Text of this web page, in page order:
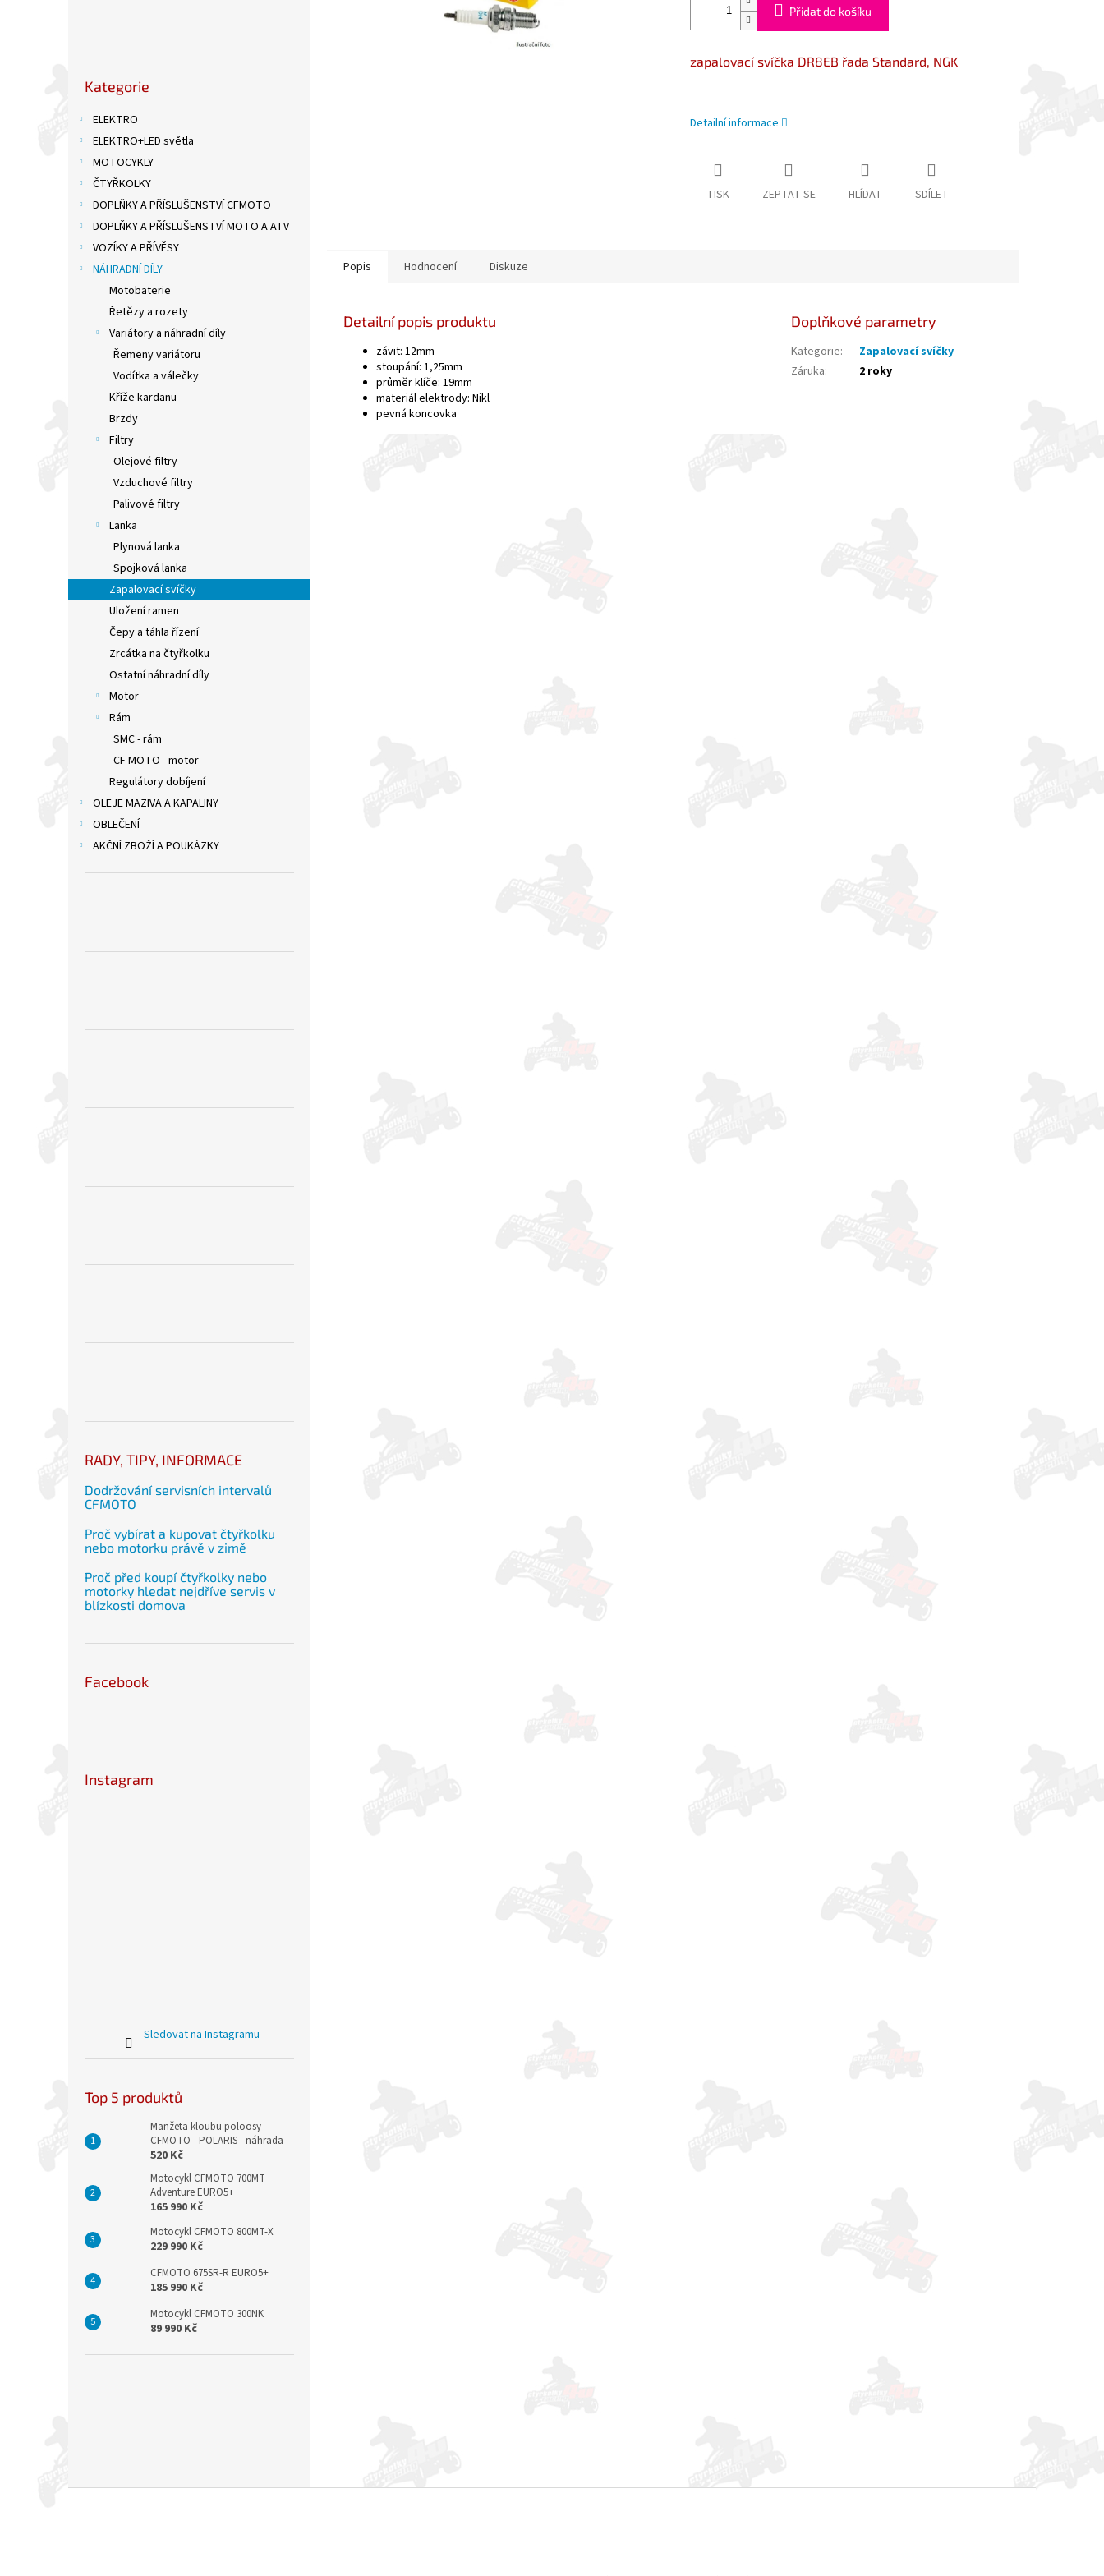
kategorie
Kategorie
ELEKTRO
ELEKTRO+LED světla
MOTOCYKLY
ČTYŘKOLKY
DOPLŇKY A PŘÍSLUŠENSTVÍ CFMOTO
DOPLŇKY A PŘÍSLUŠENSTVÍ MOTO A ATV
VOZÍKY A PŘÍVĚSY
NÁHRADNÍ DÍLY
Motobaterie
Řetězy a rozety
Variátory a náhradní díly
Řemeny variátoru
Vodítka a válečky
Kříže kardanu
Brzdy
Filtry
Olejové filtry
Vzduchové filtry
Palivové filtry
Lanka
Plynová lanka
Spojková lanka
Zapalovací svíčky
Uložení ramen
Čepy a táhla řízení
Zrcátka na čtyřkolku
Ostatní náhradní díly
Motor
Rám
SMC - rám
CF MOTO - motor
Regulátory dobíjení
OLEJE MAZIVA A KAPALINY
OBLEČENÍ
AKČNÍ ZBOŽÍ A POUKÁZKY
RADY, TIPY, INFORMACE
Dodržování servisních intervalů
CFMOTO
Proč vybírat a kupovat čtyřkolku
nebo motorku právě v zimě
Proč před koupí čtyřkolky nebo
motorky hledat nejdříve servis v
blízkosti domova
Facebook
Instagram
Sledovat na Instagramu
Top 5 produktů
Manžeta kloubu poloosy
CFMOTO - POLARIS - náhrada
520 Kč
Motocykl CFMOTO 700MT
Adventure EURO5+
165 990 Kč
Motocykl CFMOTO 800MT-X
229 990 Kč
CFMOTO 675SR-R EURO5+
185 990 Kč
Motocykl CFMOTO 300NK
89 990 Kč
Přidat do košíku
zapalovací svíčka DR8EB řada Standard, NGK
Detailní informace
TISK ZEPTAT SE HLÍDAT SDÍLET
Popis Hodnocení Diskuze
Detailní popis produktu
závit: 12mm
stoupání: 1,25mm
průměr klíče: 19mm
materiál elektrody: Nikl
pevná koncovka
Doplňkové parametry
Kategorie:
Zapalovací svíčky
Záruka: 2 roky